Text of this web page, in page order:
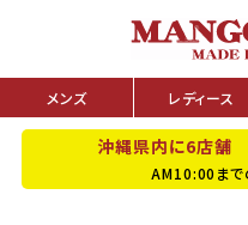
メンズ レディース
沖縄県内に6店舗
AM10:00まで